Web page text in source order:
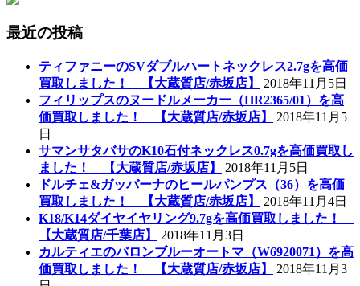
最近の投稿
ティファニーのSVダブルハートネックレス2.7gを高価
買取しました！ 【大蔵質店/赤坂店】
2018年11月5日
フィリップスのヌードルメーカー（HR2365/01）を高
価買取しました！ 【大蔵質店/赤坂店】
2018年11月5
日
サマンサタバサのK10石付ネックレス0.7gを高価買取し
ました！ 【大蔵質店/赤坂店】
2018年11月5日
ドルチェ&ガッバーナのヒールパンプス（36）を高価
買取しました！ 【大蔵質店/赤坂店】
2018年11月4日
K18/K14ダイヤイヤリング9.7gを高価買取しました！
【大蔵質店/千葉店】
2018年11月3日
カルティエのバロンブルーオートマ（W6920071）を高
価買取しました！ 【大蔵質店/赤坂店】
2018年11月3